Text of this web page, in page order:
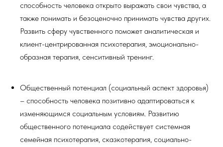
способность человека открыто выражать свои чувства, а
также понимать и безоценочно принимать чувства других.
Развить сферу чувственного поможет аналитическая и
клиент-центрированная психотерапия, эмоционально-
образная терапия, сенситивный тренинг.
Общественный потенциал (социальный аспект здоровья)
– способность человека позитивно адаптироваться к
изменяющимся социальным условиям. Развитию
общественного потенциала содействует системная
семейная психотерапия, сказкотерапия, социально-